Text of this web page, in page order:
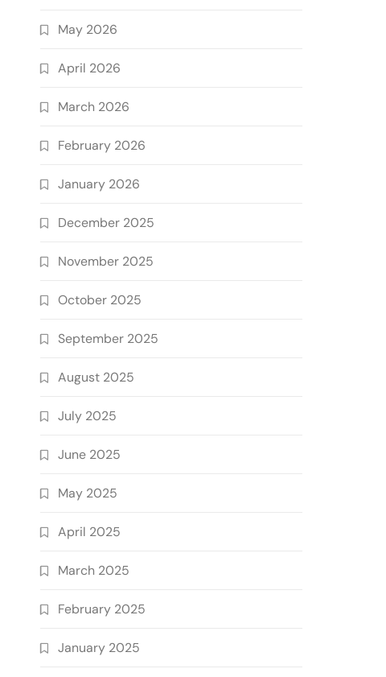
May 2026
April 2026
March 2026
February 2026
January 2026
December 2025
November 2025
October 2025
September 2025
August 2025
July 2025
June 2025
May 2025
April 2025
March 2025
February 2025
January 2025